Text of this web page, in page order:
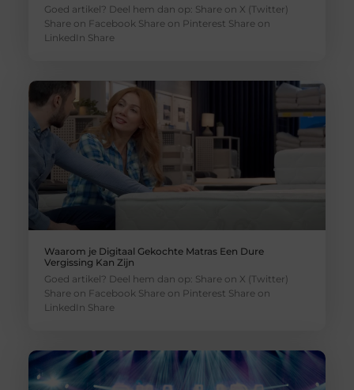
Goed artikel? Deel hem dan op: Share on X (Twitter)
Share on Facebook Share on Pinterest Share on
LinkedIn Share
Waarom je Digitaal Gekochte Matras Een Dure
Vergissing Kan Zijn
Goed artikel? Deel hem dan op: Share on X (Twitter)
Share on Facebook Share on Pinterest Share on
LinkedIn Share